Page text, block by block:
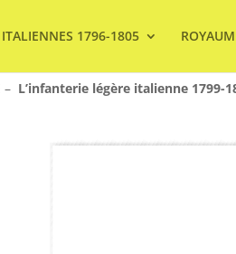
ITALIENNES 1796-1805
– L’infanterie légère italienne 1799-